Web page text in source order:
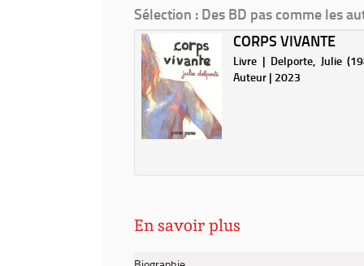
Moi,
ce
que
j'aime,
c'est
les
monstres.
Livre
premier
Sélection : Des BD pas comme les
CORPS VIVANTE
Livre | Delporte, Julie
Auteur | 2023
En savoir plus